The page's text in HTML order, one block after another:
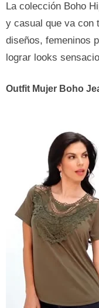
La colección Boho
y casual que va con
diseños, femeninos
lograr looks
Outfit Mujer Boho